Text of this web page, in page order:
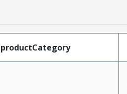
productCategory